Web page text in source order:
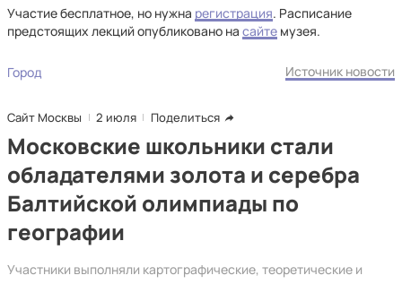
Участие бесплатное, но нужна регистрация. Расписание
предстоящих лекций опубликовано на сайте музея.
Город Источник новости
Сайт Москвы 2 июля Поделиться
Московские школьники стали
обладателями золота и серебра
Балтийской олимпиады по
географии
Участники выполняли картографические, теоретические и